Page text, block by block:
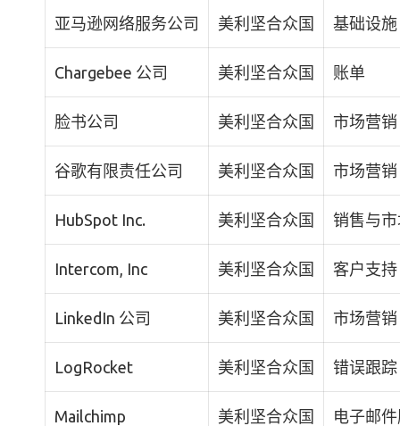
亚马逊网络服务公司 美利坚合众国 基础设施
Chargebee 公司 美利坚合众国 账单
脸书公司 美利坚合众国 市场营销
谷歌有限责任公司 美利坚合众国 市场营销
HubSpot Inc. 美利坚合众国 销售与
Intercom, Inc 美利坚合众国 客户支持
LinkedIn 公司 美利坚合众国 市场营销
LogRocket 美利坚合众国 错误跟踪
Mailchimp 美利坚合众国 电子邮